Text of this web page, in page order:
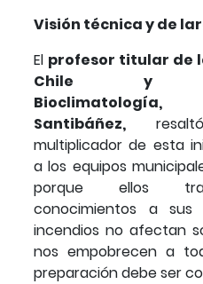
Visión técnica y de
El profesor titular de
Chile y
Santibáñez,
multiplicador de esta
a los equipos
porque ellos
conocimientos a sus
incendios no afectan
nos empobrecen a
preparación debe ser